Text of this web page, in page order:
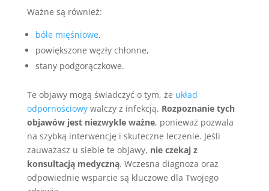
Ważne są również:
bóle mięśniowe,
powiększone węzły chłonne,
stany podgorączkowe.
Te objawy mogą świadczyć o tym, że układ
odpornościowywalczy z infekcją. Rozpoznanie tych
objawów jest niezwykle ważne, ponieważ pozwala
na szybką interwencję i skuteczne leczenie. Jeśli
zauważasz u siebie te objawy, nie czekaj z
konsultacją medyczną. Wczesna diagnoza oraz
odpowiednie wsparcie są kluczowe dla Twojego